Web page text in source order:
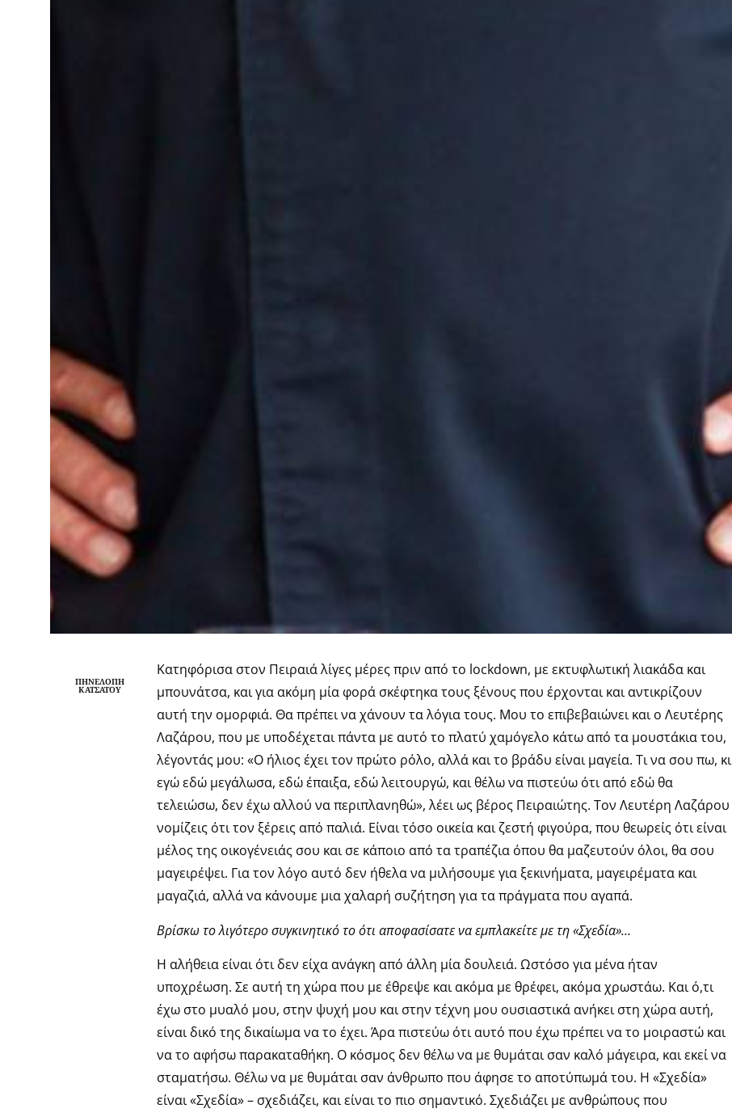
ΠΗΝΕΛΌΠΗ
ΚΑΤΣΆΤΟΥ
Κατηφόρισα στον Πειραιά λίγες μέρες πριν από το lockdown, με εκτυφλωτική λιακάδα και
μπουνάτσα, και για ακόμη μία φορά σκέφτηκα τους ξένους που έρχονται και αντικρίζουν
αυτή την ομορφιά. Θα πρέπει να χάνουν τα λόγια τους. Μου το επιβεβαιώνει και ο Λευτέρης
Λαζάρου, που με υποδέχεται πάντα με αυτό το πλατύ χαμόγελο κάτω από τα μουστάκια του,
λέγοντάς μου: «Ο ήλιος έχει τον πρώτο ρόλο, αλλά και το βράδυ είναι μαγεία. Τι να σου πω, κι
εγώ εδώ μεγάλωσα, εδώ έπαιξα, εδώ λειτουργώ, και θέλω να πιστεύω ότι από εδώ θα
τελειώσω, δεν έχω αλλού να περιπλανηθώ», λέει ως βέρος Πειραιώτης. Τον Λευτέρη Λαζάρου
νομίζεις ότι τον ξέρεις από παλιά. Είναι τόσο οικεία και ζεστή φιγούρα, που θεωρείς ότι είναι
μέλος της οικογένειάς σου και σε κάποιο από τα τραπέζια όπου θα μαζευτούν όλοι, θα σου
μαγειρέψει. Για τον λόγο αυτό δεν ήθελα να μιλήσουμε για ξεκινήματα, μαγειρέματα και
μαγαζιά, αλλά να κάνουμε μια χαλαρή συζήτηση για τα πράγματα που αγαπά.
Βρίσκω το λιγότερο συγκινητικό το ότι αποφασίσατε να εμπλακείτε με τη «Σχεδία»…
Η αλήθεια είναι ότι δεν είχα ανάγκη από άλλη μία δουλειά. Ωστόσο για μένα ήταν
υποχρέωση. Σε αυτή τη χώρα που με έθρεψε και ακόμα με θρέφει, ακόμα χρωστάω. Και ό,τι
έχω στο μυαλό μου, στην ψυχή μου και στην τέχνη μου ουσιαστικά ανήκει στη χώρα αυτή,
είναι δικό της δικαίωμα να το έχει. Άρα πιστεύω ότι αυτό που έχω πρέπει να το μοιραστώ και
να το αφήσω παρακαταθήκη. Ο κόσμος δεν θέλω να με θυμάται σαν καλό μάγειρα, και εκεί να
σταματήσω. Θέλω να με θυμάται σαν άνθρωπο που άφησε το αποτύπωμά του. Η «Σχεδία»
είναι «Σχεδία» – σχεδιάζει, και είναι το πιο σημαντικό. Σχεδιάζει με ανθρώπους που